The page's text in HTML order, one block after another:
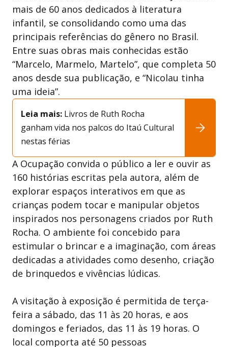
mais de 60 anos dedicados à literatura
infantil, se consolidando como uma das
principais referências do gênero no Brasil.
Entre suas obras mais conhecidas estão
“Marcelo, Marmelo, Martelo”, que completa 50
anos desde sua publicação, e “Nicolau tinha
uma ideia”.
Leia mais: Livros de Ruth Rocha
ganham vida nos palcos do Itaú Cultural
nestas férias
A Ocupação convida o público a ler e ouvir as
160 histórias escritas pela autora, além de
explorar espaços interativos em que as
crianças podem tocar e manipular objetos
inspirados nos personagens criados por Ruth
Rocha. O ambiente foi concebido para
estimular o brincar e a imaginação, com áreas
dedicadas a atividades como desenho, criação
de brinquedos e vivências lúdicas.
A visitação à exposição é permitida de terça-
feira a sábado, das 11 às 20 horas, e aos
domingos e feriados, das 11 às 19 horas. O
local comporta até 50 pessoas